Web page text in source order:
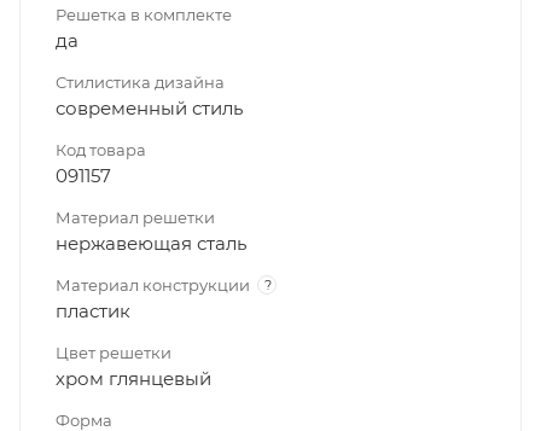
Решетка в комплекте
да
Стилистика дизайна
современный стиль
Код товара
091157
Материал решетки
нержавеющая сталь
Материал конструкции ?
пластик
Цвет решетки
хром глянцевый
Форма